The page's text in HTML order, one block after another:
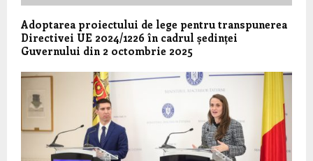
Adoptarea proiectului de lege pentru transpunerea
Directivei UE 2024/1226 în cadrul ședinței
Guvernului din 2 octombrie 2025